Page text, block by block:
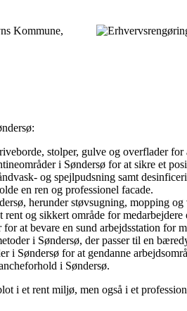
Kommune,
stolper, gulve og overflader
i Søndersø for at sikre et
og spejlpudsning samt
en ren og professionel facade.
herunder støvsugning, mopping
og sikkert område for medarbejdere
at bevare en sund arbejdsstation for
i Søndersø, der passer til en
i Søndersø for at gendanne
i Søndersø.
i et rent miljø, men også i et